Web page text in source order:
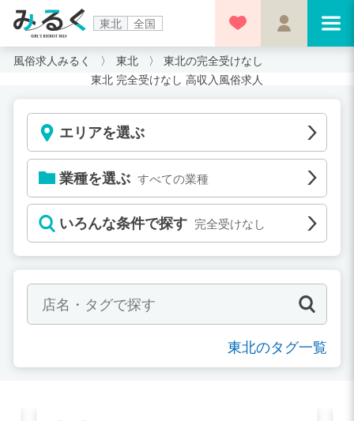
東北 全国
風俗求人みるく 東北
東北の完全受けなし
東北 完全受けなし 高収入風俗求人
エリアを選ぶ
業種を選ぶ すべての業種
いろんな条件で探す 完全受けなし
東北のタグ一覧